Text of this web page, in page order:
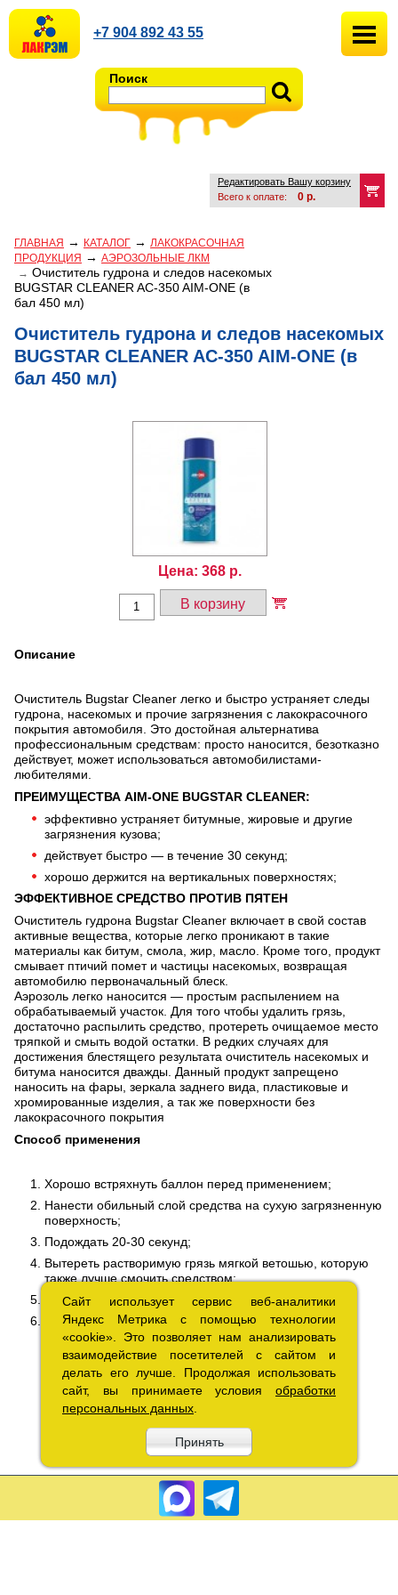
Поиск
+7 904 892 43 55
Редактировать Вашу корзину
Всего к оплате:
0 р.
ГЛАВНАЯ → КАТАЛОГ → ЛАКОКРАСОЧНАЯ
ПРОДУКЦИЯ → АЭРОЗОЛЬНЫЕ ЛКМ
→ Очиститель гудрона и следов насекомых
BUGSTAR CLEANER AC-350 AIM-ONE (в
бал 450 мл)
Очиститель гудрона и следов насекомых
BUGSTAR CLEANER AC-350 AIM-ONE (в
бал 450 мл)
Цена: 368 р.
В корзину
Описание
Очиститель Bugstar Cleaner легко и быстро устраняет следы
гудрона, насекомых и прочие загрязнения с лакокрасочного
покрытия автомобиля. Это достойная альтернатива
профессиональным средствам: просто наносится, безотказно
действует, может использоваться автомобилистами-
любителями.
ПРЕИМУЩЕСТВА AIM-ONE BUGSTAR CLEANER:
эффективно устраняет битумные, жировые и другие
загрязнения кузова;
действует быстро — в течение 30 секунд;
хорошо держится на вертикальных поверхностях;
ЭФФЕКТИВНОЕ СРЕДСТВО ПРОТИВ ПЯТЕН
Очиститель гудрона Bugstar Cleaner включает в свой состав
активные вещества, которые легко проникают в такие
материалы как битум, смола, жир, масло. Кроме того, продукт
смывает птичий помет и частицы насекомых, возвращая
автомобилю первоначальный блеск.
Аэрозоль легко наносится — простым распылением на
обрабатываемый участок. Для того чтобы удалить грязь,
достаточно распылить средство, протереть очищаемое место
тряпкой и смыть водой остатки. В редких случаях для
достижения блестящего результата очиститель насекомых и
битума наносится дважды. Данный продукт запрещено
наносить на фары, зеркала заднего вида, пластиковые и
хромированные изделия, а так же поверхности без
лакокрасочного покрытия
Способ применения
Хорошо встряхнуть баллон перед применением;
Нанести обильный слой средства на сухую загрязненную
поверхность;
Подождать 20-30 секунд;
Вытереть растворимую грязь мягкой ветошью, которую
также лучше смочить средством;
Удалить загрязнения;
При трудновыводимых пятнах повторить процедуру.
Сайт использует сервис веб-аналитики
Яндекс Метрика с помощью технологии
«cookie». Это позволяет нам анализировать
взаимодействие посетителей с сайтом и
делать его лучше. Продолжая использовать
сайт, вы принимаете условия обработки
персональных данных
Принять
Сайт использует сервис веб-аналитики
Яндекс Метрика с помощью технологии
«cookie». Это позволяет нам анализировать
взаимодействие посетителей с сайтом и
делать его лучше. Продолжая использовать
сайт, вы принимаете условия обработки
персональных данных
Принять